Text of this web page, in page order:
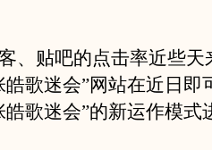
贴吧的点击率近些天
歌迷会”网站在近日即
歌迷会”的新运作模式